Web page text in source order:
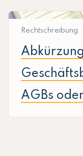
Rechtschreibung
AGBs